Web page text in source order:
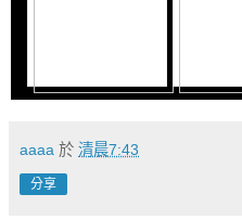
aaaa 於 清晨7:43
分享